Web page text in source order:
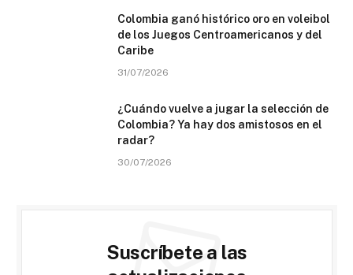
Colombia ganó histórico oro en voleibol
de los Juegos Centroamericanos y del
Caribe
31/07/2026
¿Cuándo vuelve a jugar la selección de
Colombia? Ya hay dos amistosos en el
radar?
30/07/2026
Suscríbete a las